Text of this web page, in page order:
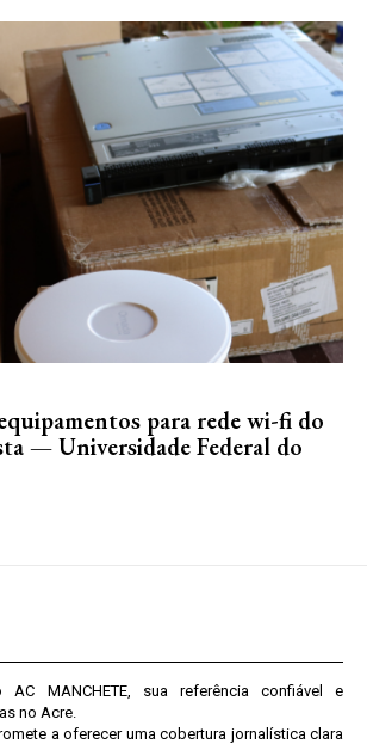
para rede wi-fi do
— Universidade Federal do
AC MANCHETE, sua referência confiável e
no Acre.
a oferecer uma cobertura jornalística clara